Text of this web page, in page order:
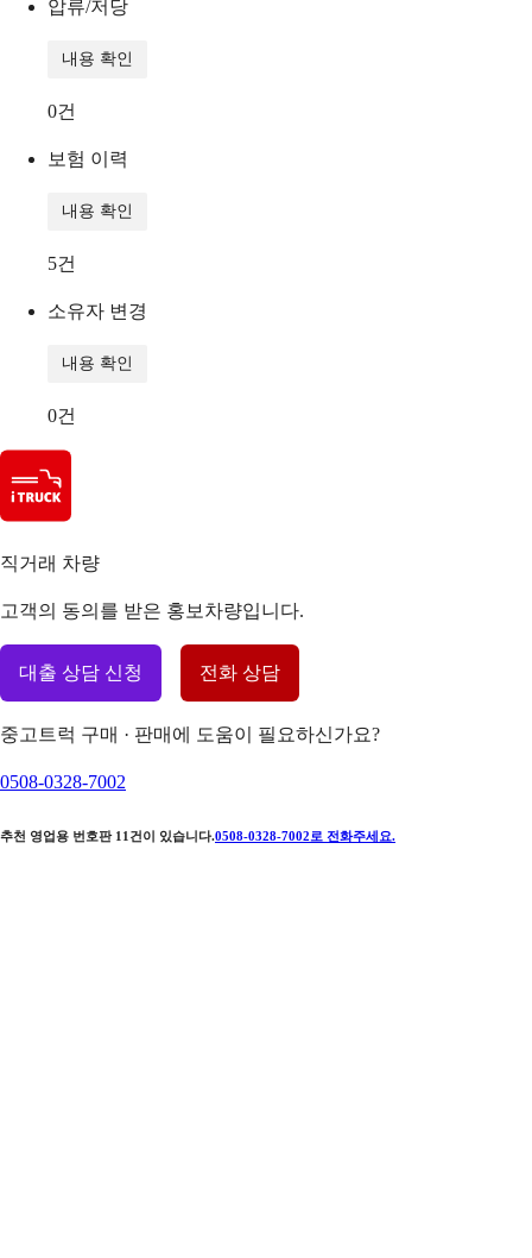
압류/저당
내용 확인
0건
보험 이력
내용 확인
5건
소유자 변경
내용 확인
0건
직거래 차량
고객의 동의를 받은 홍보차량입니다.
대출 상담 신청 전화 상담
중고트럭 구매 · 판매에 도움이 필요하신가요?
0508-0328-7002
추천 영업용 번호판 11 건이 있습니다.0508-0328-7002 로 전화주세요.